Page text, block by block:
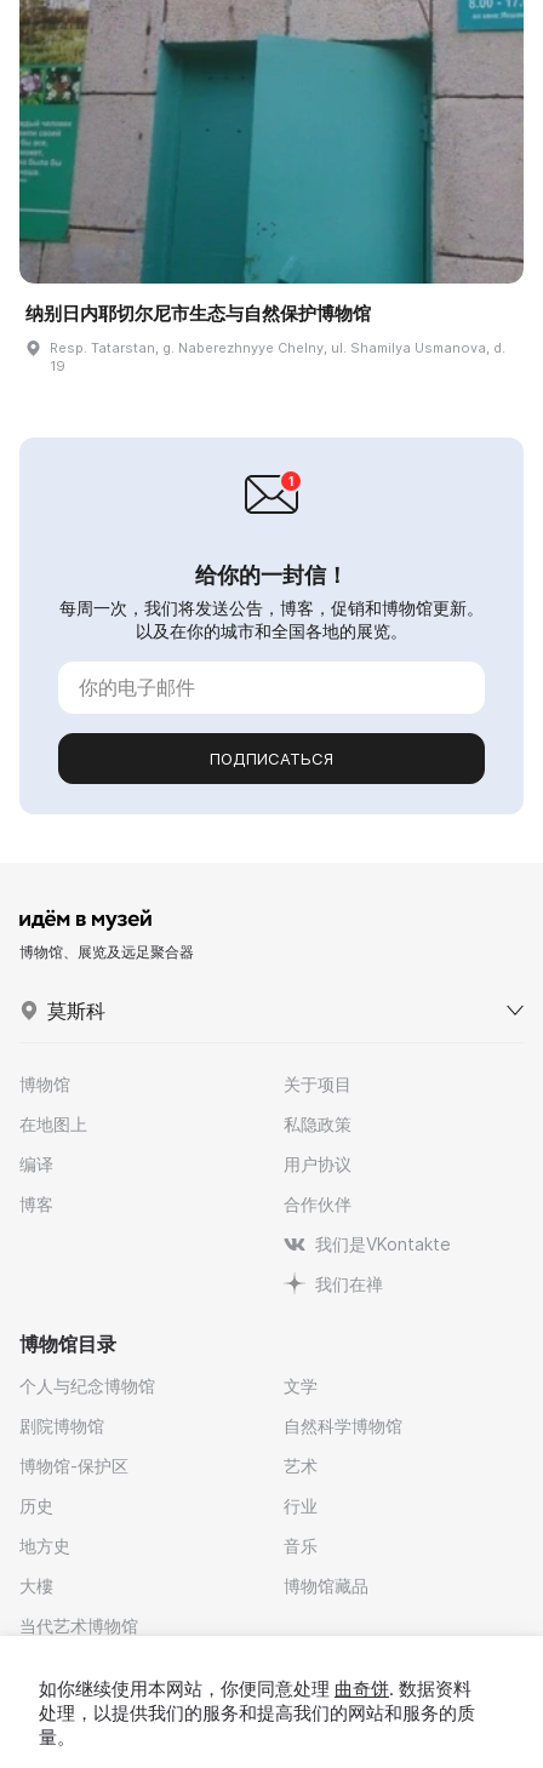
纳别日内耶切尔尼市生态与自然保护博物馆
Resp. Tatarstan, g. Naberezhnyye Chelny, ul. Shamilya Usmanova, d.
19
给你的一封信！
每周一次，我们将发送公告，博客，促销和博物馆更新。
以及在你的城市和全国各地的展览。
ПОДПИСАТЬСЯ
博物馆、展览及远足聚合器
莫斯科
博物馆
在地图上
编译
博客
关于项目
私隐政策
用户协议
合作伙伴
我们是VKontakte
我们在禅
博物馆目录
个人与纪念博物馆
剧院博物馆
博物馆-保护区
历史
地方史
大樓
当代艺术博物馆
文学
自然科学博物馆
艺术
行业
音乐
博物馆藏品
如你继续使用本网站，你便同意处理 曲奇饼. 数据资料
处理，以提供我们的服务和提高我们的网站和服务的质
量。